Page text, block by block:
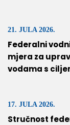
21. JULA 2026.
Federalni
mjera za
vodama s
17. JULA 2026.
Stručnost